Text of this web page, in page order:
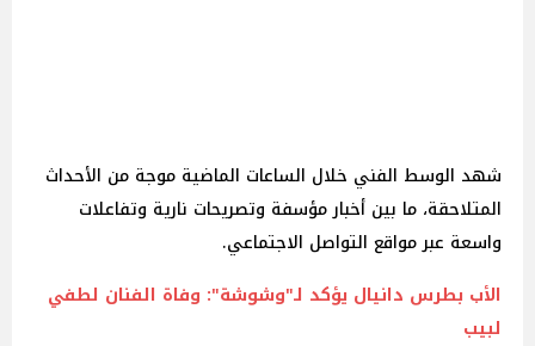
شهد الوسط الفني خلال الساعات الماضية موجة من الأحداث
المتلاحقة، ما بين أخبار مؤسفة وتصريحات نارية وتفاعلات
واسعة عبر مواقع التواصل الاجتماعي.
الأب بطرس دانيال يؤكد لـ"وشوشة": وفاة الفنان لطفي
لبيب‎